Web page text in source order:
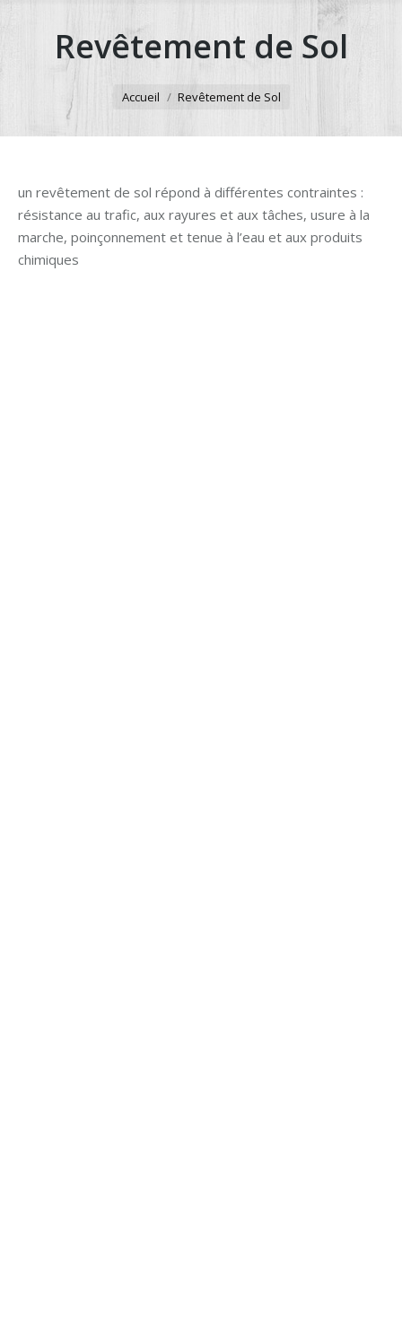
Revêtement de Sol
Accueil Revêtement de Sol
un revêtement de sol répond à différentes contraintes :
résistance au trafic, aux rayures et aux tâches, usure à la
marche, poinçonnement et tenue à l’eau et aux produits
chimiques